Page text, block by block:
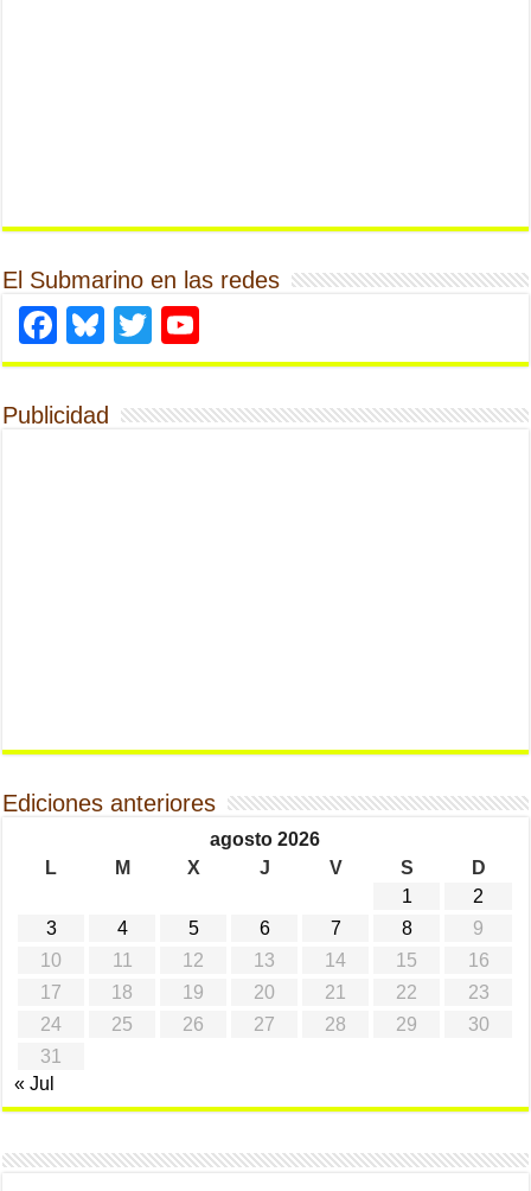
El Submarino en las redes
Facebook
Bluesky
Twitter
Publicidad
Ediciones anteriores
agosto 2026
L
M X J V S
D
1
2
3
4 5 6 7 8
9
10
11 12 13 14 15
16
17
18 19 20 21 22
23
24
25 26 27 28 29
30
31
« Jul